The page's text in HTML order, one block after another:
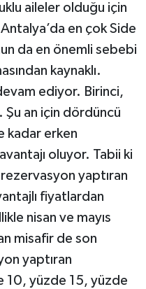
aileler olduğu için
en çok Side
da en önemli sebebi
kaynaklı.
ediyor. Birinci,
Şu an için dördüncü
kadar erken
oluyor. Tabii ki
rezervasyon yaptıran
fiyatlardan
nisan ve mayıs
misafir de son
yaptıran
10, yüzde 15, yüzde